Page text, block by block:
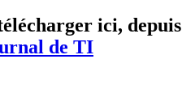
ici,
de TI